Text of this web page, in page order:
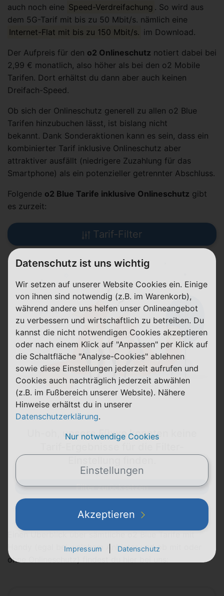
auch noch eine Speed-Verdreifachung . So wird aus
dem 5G-Tarif mit bis zu 50 Mbit/s. nämlich eine
Internet-Flat mit bis zu 150 Mbit/s. im Download.
Der Aufpreis für den o2 Onlineschutz notiert dabei bei
2,99 € monatlich, also höher als bei den o2 Mobile
Tarifen. Dort erhältst du dann aber auch keinen
Dreifach-Speed.
Ob sich der Onlineschutz generell zu allen o2 Blue
Tarifen hinzubuchen lässt, ist bislang nicht
bekannt. Dank Sonderaktionen kann es sein, dass ein
kombinierter Tarif inklusive Onlineschutz aber
attraktiver ausfällt (niedrigere Zuzahlung für das
Smartphone) als ein potenzieller getrennter Abschluss.
Folgende o2 Blue Tarife inklusive Onlineschutz gibt
es zurzeit:
Tarif-Filter
Uh-oh, unsere Füxxe konnten keine
Filter zurücksetzen
Handy (egal bei welchem Anbieter und ob mit oder
ohne Onlineschutz) findest du hier bei uns:
Datenschutz ist uns wichtig
Wir setzen auf unserer Website Cookies ein. Einige
von ihnen sind notwendig (z.B. im Warenkorb),
während andere uns helfen unser Onlineangebot
zu verbessern und wirtschaftlich zu betreiben. Du
kannst die nicht notwendigen Cookies akzeptieren
oder nach einem Klick auf "Anpassen" per Klick auf
die Schaltfläche "Analyse-Cookies" ablehnen
sowie diese Einstellungen jederzeit aufrufen und
Cookies auch nachträglich jederzeit abwählen
(z.B. im Fußbereich unserer Website). Nähere
Hinweise erhältst du in unserer
Datenschutzerklärung.
Nur notwendige Cookies
Einstellungen
Akzeptieren
Impressum Datenschutz